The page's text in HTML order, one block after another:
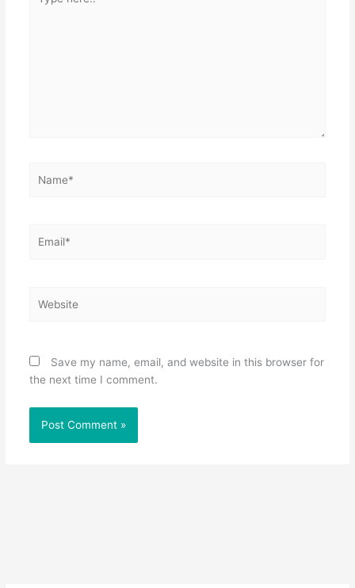
here..
Save my name, email, and website in this browser for
the next time I comment.